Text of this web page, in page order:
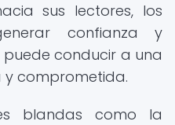
sus lectores, los
confianza y
conducir a una
y comprometida.
blandas como la